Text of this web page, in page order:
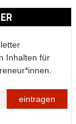
Inhalten für
eintragen